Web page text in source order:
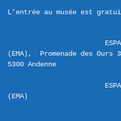
L’entrée au musée est
(EMA),  Promenade des Ours
(EMA)